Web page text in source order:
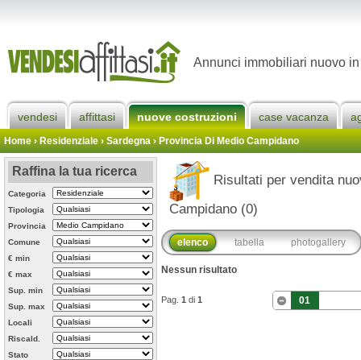
Annunci immobiliari nuovo
vendesi affittasi nuove costruzioni case vacanza
Home› Residenziale › Sardegna ›Provincia Di Medio Campidano
Raffina la tua ricerca
Categoria
Tipologia
Provincia
Comune
€ min
€ max
Sup. min
Sup. max
Locali
Riscald.
Stato
Risultati per vendita
Campidano (0)
elenco tabella photogallery
Nessun risultato
Pag. 1 di 1 01